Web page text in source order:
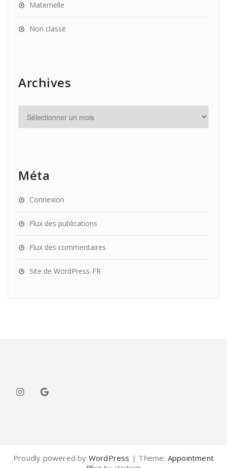
Maternelle
Non classé
Archives
Méta
Connexion
Flux des publications
Flux des commentaires
Site de WordPress-FR
Instagram
Google
Proudly powered by WordPress | Theme: Appointment